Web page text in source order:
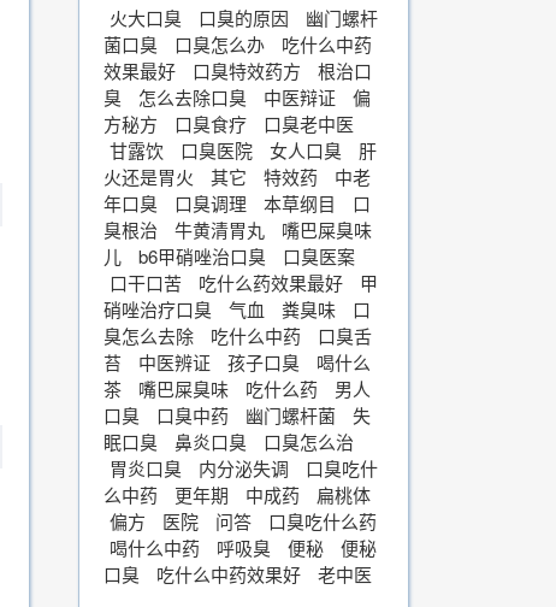
火大口臭 口臭的原因
幽门螺杆
菌口臭
口臭怎么办
吃什么中药
效果最好
口臭特效药方
根治口
臭
怎么去除口臭 中医辩证
偏
方秘方
口臭食疗
口臭老中医
甘露饮
口臭医院 女人口臭
肝
火还是胃火
其它 特效药
中老
年口臭
口臭调理 本草纲目
口
臭根治
牛黄清胃丸
嘴巴屎臭味
儿
b6甲硝唑治口臭
口臭医案
口干口苦
吃什么药效果最好
甲
硝唑治疗口臭
气血 粪臭味
口
臭怎么去除
吃什么中药
口臭舌
苔
中医辨证 孩子口臭
喝什么
茶
嘴巴屎臭味 吃什么药
男人
口臭
口臭中药 幽门螺杆菌
失
眠口臭
鼻炎口臭
口臭怎么治
胃炎口臭
内分泌失调
口臭吃什
么中药
更年期 中成药
扁桃体
偏方
医院 问答
口臭吃什么药
喝什么中药
呼吸臭 便秘
便秘
口臭
吃什么中药效果好 老中医